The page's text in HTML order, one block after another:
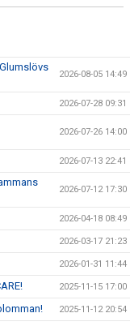
2026-08-05 14:49
2026-07-28 09:31
2026-07-26 14:00
2026-07-13 22:41
2026-07-12 17:30
2026-04-18 08:49
2026-03-17 21:23
2026-01-31 11:44
2025-11-15 17:00
2025-11-12 20:54